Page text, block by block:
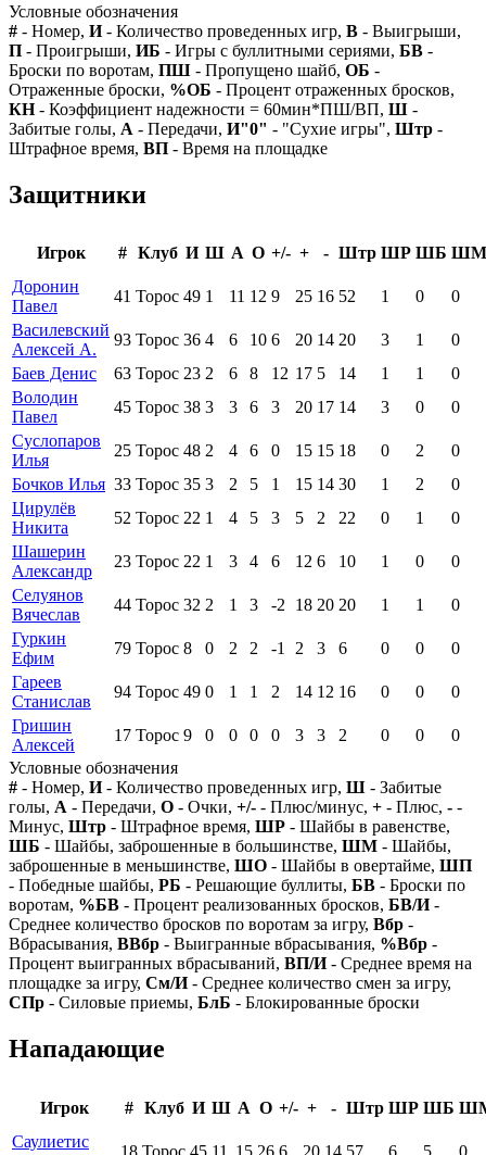
Условные обозначения
# - Номер, И- Количество проведенных игр, В - Выигрыши,
П - Проигрыши, ИБ - Игры с буллитными сериями, БВ -
Броски по воротам, ПШ - Пропущено шайб, ОБ -
Отраженные броски, %ОБ - Процент отраженных бросков,
КН- Коэффициент надежности = 60мин*ПШ/ВП, Ш -
Забитые голы, А - Передачи, И"0" - "Сухие игры", Штр -
Штрафное время, ВП - Время на площадке
Защитники
Игрок # Клуб И Ш А О +/- + - Штр ШР ШБ ШМ
Доронин
Павел
41 Торос 49 1 11 12 9 25 16 52 1 0
0
Василевский
Алексей А.
93 Торос 36 4 6 10 6 20 14 20 3 1
0
Баев Денис
63 Торос 23 2 6 8 12 17 5 14 1 1
0
Володин
Павел
45 Торос 38 3 3 6 3 20 17 14 3 0
0
Суслопаров
Илья
25 Торос 48 2 4 6 0 15 15 18 0 2
0
Бочков Илья 33 Торос 35 3 2 5 1 15 14 30 1 2
0
Цирулёв
Никита
52 Торос 22 1 4 5 3 5 2 22 0 1
0
Шашерин
Александр
23 Торос 22 1 3 4 6 12 6 10 1 0
0
Селуянов
Вячеслав
44 Торос 32 2 1 3 -2 18 20 20 1 1
0
Гуркин
Ефим
79 Торос 8 0 2 2 -1 2 3 6 0 0
0
Гареев
Станислав
94 Торос 49 0 1 1 2 14 12 16 0 0
0
Гришин
Алексей
17 Торос 9 0 0 0 0 3 3 2 0 0
0
Условные обозначения
# - Номер, И- Количество проведенных игр, Ш - Забитые
голы, А - Передачи, О - Очки, +/- - Плюс/минус, + - Плюс, - -
Минус, Штр - Штрафное время, ШР - Шайбы в равенстве,
ШБ - Шайбы, заброшенные в большинстве, ШМ - Шайбы,
заброшенные в меньшинстве, ШО - Шайбы в овертайме, ШП
- Победные шайбы, РБ - Решающие буллиты, БВ - Броски по
воротам, %БВ - Процент реализованных бросков, БВ/И-
Среднее количество бросков по воротам за игру, Вбр -
Вбрасывания, ВВбр - Выигранные вбрасывания, %Вбр -
Процент выигранных вбрасываний, ВП/И- Среднее время на
площадке за игру, См/И- Среднее количество смен за игру,
СПр - Силовые приемы, БлБ - Блокированные броски
Нападающие
Игрок # Клуб И Ш А О +/- + - Штр ШР ШБ
Саулиетис